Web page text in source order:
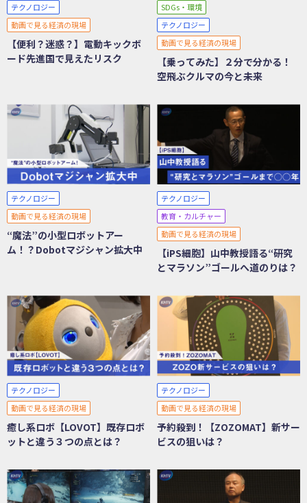
テクノロジー
動画で見る経済の現場
【便利？迷惑？】電動キックボ
ード先進国で見えたリスク
SDGs・環境
テクノロジー
動画で見る経済の現場
【乗ってみた】２分で分かる！
空飛ぶクルマの今と未来
テクノロジー
動画で見る経済の現場
“魔法”の小型ロボットアー
ム！？Dobotマジシャン拡大中
テクノロジー
教育・カルチャー
動画で見る経済の現場
【iPS細胞】山中教授語る“研究
とマラソン”ゴールへ道のりは？
テクノロジー
動画で見る経済の現場
癒し系ロボ【LOVOT】既存ロボ
ットと違う３つの点とは？
テクノロジー
動画で見る経済の現場
予約殺到！【ZOZOMAT】新サー
ビスの狙いは？